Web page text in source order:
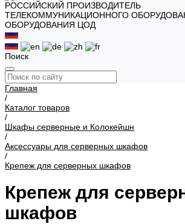
РОССИЙСКИЙ ПРОИЗВОДИТЕЛЬ
ТЕЛЕКОММУНИКАЦИОННОГО
ОБОРУДОВАНИЯ ЦОД
Поиск
Главная
/
Каталог товаров
/
Шкафы серверные и Колокейшн
/
Аксессуары для серверных шкафов
/
Крепеж для серверных шкафов
Крепеж для
шкафов